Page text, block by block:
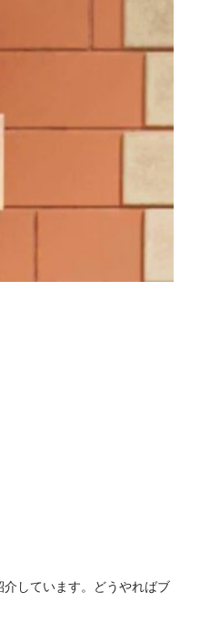
しています。どうやればブ